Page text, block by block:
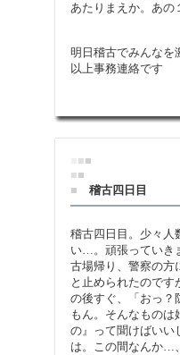
あたりまえか。あの
明日稽古でみんなを
以上事務連絡です
■■
■■
■
稽古四日目
稽古四日目。少々人
い…。頑張っていき
古場帰り、警察の方
と止められたので
の後すぐ、「おっ？
もん。そんなもの
の』って聞けばいい
は。この間なんか…